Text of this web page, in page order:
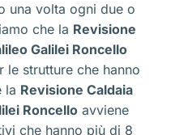
una volta ogni due o
che la Revisione
Galilei Roncello
le strutture che hanno
la Revisione Caldaia
Roncello avviene
che hanno più di 8